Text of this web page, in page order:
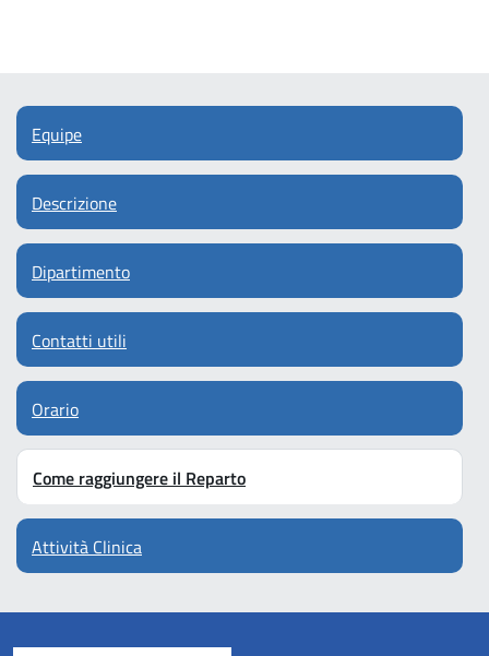
Equipe
Descrizione
Dipartimento
Contatti utili
Orario
Come raggiungere il Reparto
Attività Clinica